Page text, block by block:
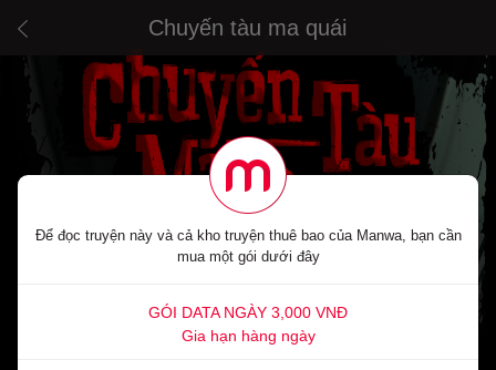
Chuyến tàu ma quái
Để đọc truyện này và cả kho truyện thuê bao của Manwa, bạn cần
mua một gói dưới đây
GÓI DATA NGÀY 3,000 VNĐ
Gia hạn hàng ngày